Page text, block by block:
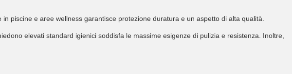
piscine e aree wellness garantisce protezione duratura e un aspetto di alta qualità.
elevati standard igienici soddisfa le massime esigenze di pulizia e resistenza. Inoltre,